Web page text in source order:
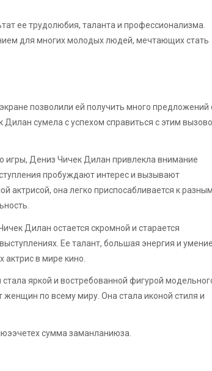
ее трудолюбия, таланта и профессионализма.
для многих молодых людей, мечтающих стать
позволили ей получить много предложений
сумела с успехом справиться с этим
игры, Дениз Чичек Дилан привлекла внимание
пробуждают интерес и вызывают
актрисой, она легко приспосабливается к разным
Дилан остается скромной и старается
Ее талант, большая энергия и умение
в мире кино.
яркой и востребованной фигурой
по всему миру. Она стала иконой стиля и
сумма заманланиюза.